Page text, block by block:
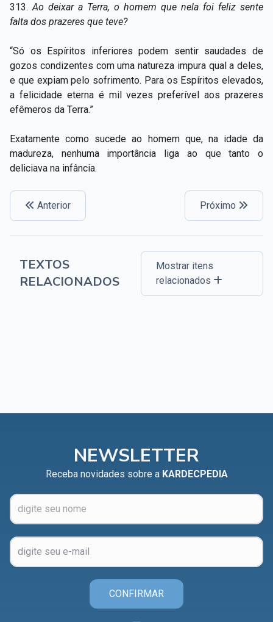
313. Ao deixar a Terra, o homem que nela foi feliz sente
falta dos prazeres que teve?
“Só os Espíritos inferiores podem sentir saudades de
gozos condizentes com uma natureza impura qual a deles,
e que expiam pelo sofrimento. Para os Espíritos elevados,
a felicidade eterna é mil vezes preferível aos prazeres
efêmeros da Terra.”
Exatamente como sucede ao homem que, na idade da
madureza, nenhuma importância liga ao que tanto o
deliciava na infância.
Anterior Próximo
TEXTOS
RELACIONADOS
Mostrar itens
relacionados
NEWSLETTER
Receba novidades sobre a KARDECPEDIA
CONFIRMAR